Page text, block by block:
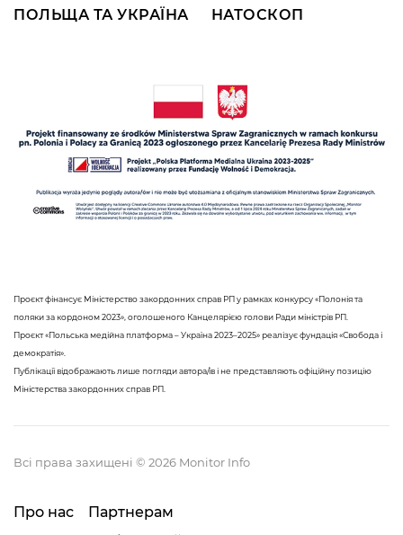
ПОЛЬЩА ТА УКРАЇНА
НАТОСКОП
Проєкт фінансує Міністерство закордонних справ РП у рамках конкурсу «Полонія та
поляки за кордоном 2023», оголошеного Канцелярією голови Ради міністрів РП.
Проєкт «Польська медійна платформа – Україна 2023–2025» реалізує фундація «Свобода і
демократія».
Публікації відображають лише погляди автора/ів і не представляють офіційну позицію
Міністерства закордонних справ РП.
Всі права захищені © 2026 Monitor Info
Про нас
Партнерам